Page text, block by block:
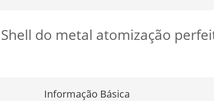
do metal atomização
Informação Básica